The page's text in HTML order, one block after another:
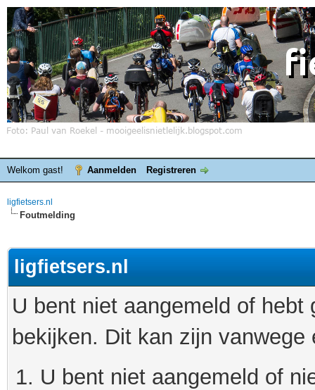
Welkom gast! Aanmelden Registreren
ligfietsers.nl
Foutmelding
ligfietsers.nl
U bent niet aangemeld of
bekijken. Dit kan zijn
U bent niet aangemeld of